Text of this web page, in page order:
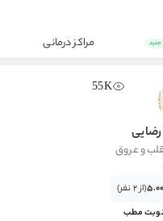
جدید مراکز درمانی
55K
و عروق
5.00(از 2 نفر)
مطب